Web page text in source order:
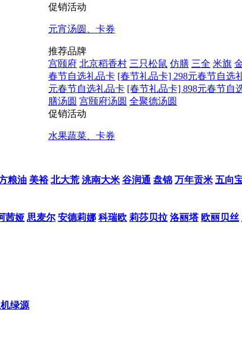
粮油 美裕 北大荒 洮南大米 谷润通 盘锦 万年贡米 五向
茜娅 思麦尔 安德莉娜 科瑞欧 莉莎贝拉 洛丽塔 欧丽贝丝
绿源
促销活动
元宵汤圆、卡券
推荐品牌
宫颐府 北京稻香村 三只松鼠 仿膳 三全 米旗
春节自选礼品卡 [春节礼品卡] 298元春节自选
元春节自选礼品卡 [春节礼品卡] 898元春节自
膳汤圆 宫颐府汤圆 全聚德汤圆
促销活动
水果蔬菜、卡券